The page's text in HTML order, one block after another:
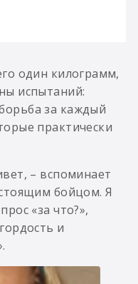
один килограмм,
испытаний:
за каждый
практически
– вспоминает
бойцом. Я
«за что?»,
и